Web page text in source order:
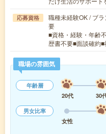
応募資格
職種未経験OK / ブ
要
■資格・経験・年齢
歴書不要■面談確約
職場の雰囲気
年齢層
20代
30
男女比率
女性